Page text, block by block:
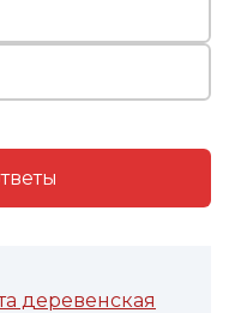
деревенская